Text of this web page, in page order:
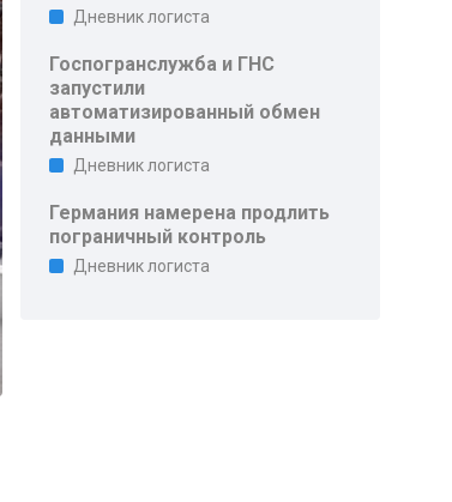
Дневник логиста
Госпогранслужба и ГНС
запустили
автоматизированный обмен
данными
Дневник логиста
Германия намерена продлить
пограничный контроль
Дневник логиста